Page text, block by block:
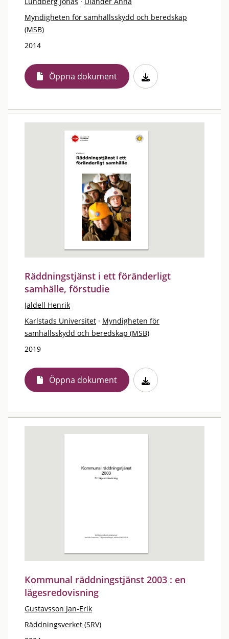
Myndigheten för samhällsskydd och beredskap
(MSB)
2014
Öppna dokument
Räddningstjänst i ett föränderligt
samhälle, förstudie
Jaldell Henrik
Karlstads Universitet · Myndigheten för
samhällsskydd och beredskap (MSB)
2019
Öppna dokument
Kommunal räddningstjänst 2003 : en
lägesredovisning
Gustavsson Jan-Erik
Räddningsverket (SRV)